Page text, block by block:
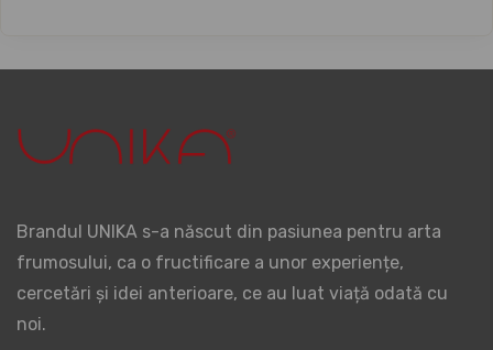
Brandul UNIKA s-a născut din pasiunea pentru arta
frumosului, ca o fructificare a unor experiențe,
cercetări și idei anterioare, ce au luat viață odată cu
noi.